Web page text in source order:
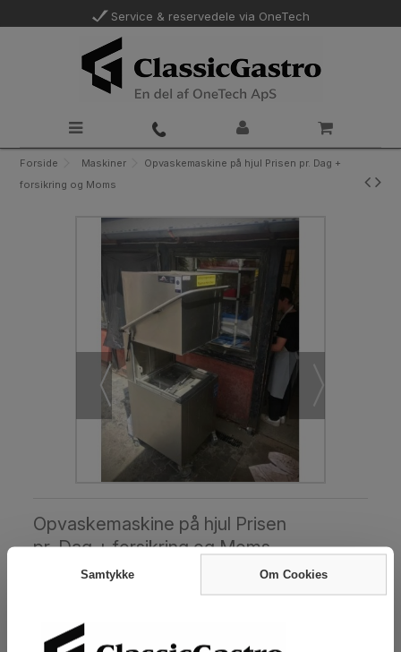
Service & reservedele via OneTech
Forside Maskiner
Opvaskemaskine på hjul Prisen pr. Dag +
forsikring og Moms
Opvaskemaskine på hjul Prisen
pr. Dag + forsikring og Moms
Snart på lager
Samtykke Om Cookies